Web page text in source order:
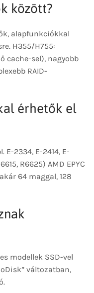
között?
alapfunkciókkal
H355/H755:
cache-sel), nagyobb
RAID-
érhetők el
E-2334, E-2414, E-
R6625) AMD EPYC
64 maggal, 128
modellek SSD-vel
változatban,